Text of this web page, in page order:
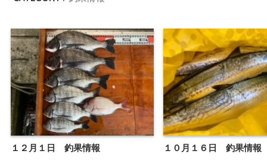
１２月１日 釣果情報 １０月１６日 釣果情報